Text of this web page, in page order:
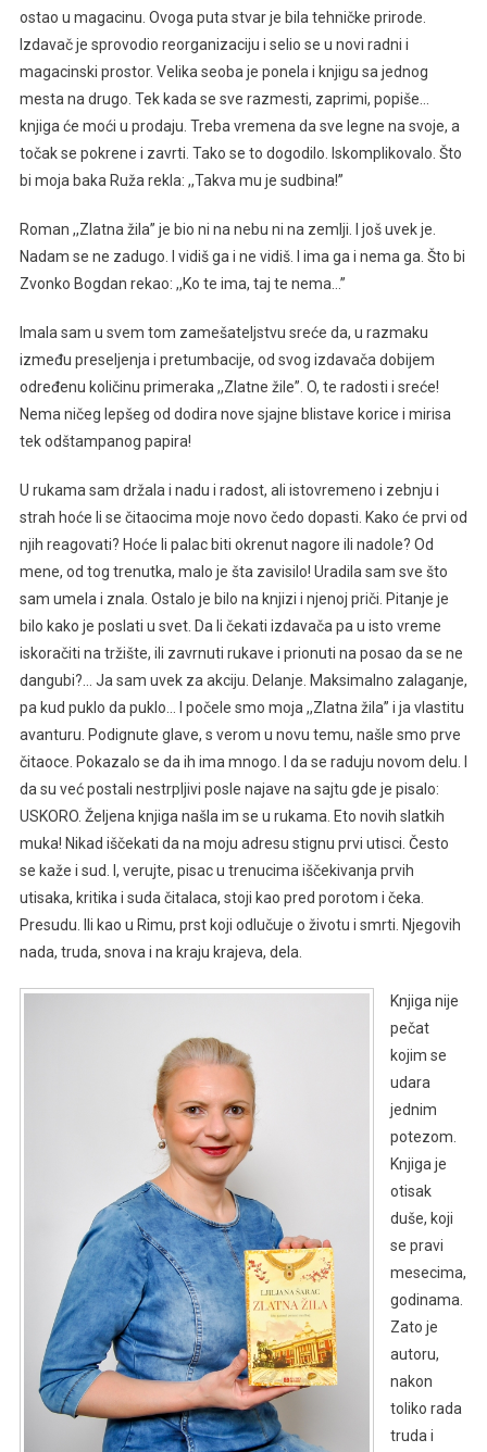
ostao u magacinu. Ovoga puta stvar je bila tehničke prirode.
Izdavač je sprovodio reorganizaciju i selio se u novi radni i
magacinski prostor. Velika seoba je ponela i knjigu sa jednog
mesta na drugo. Tek kada se sve razmesti, zaprimi, popiše…
knjiga će moći u prodaju. Treba vremena da sve legne na svoje, a
točak se pokrene i zavrti. Tako se to dogodilo. Iskomplikovalo. Što
bi moja baka Ruža rekla: ,,Takva mu je sudbina!”
Roman ,,Zlatna žila” je bio ni na nebu ni na zemlji. I još uvek je.
Nadam se ne zadugo. I vidiš ga i ne vidiš. I ima ga i nema ga. Što bi
Zvonko Bogdan rekao: ,,Ko te ima, taj te nema…”
Imala sam u svem tom zamešateljstvu sreće da, u razmaku
između preseljenja i pretumbacije, od svog izdavača dobijem
određenu količinu primeraka ,,Zlatne žile”. O, te radosti i sreće!
Nema ničeg lepšeg od dodira nove sjajne blistave korice i mirisa
tek odštampanog papira!
U rukama sam držala i nadu i radost, ali istovremeno i zebnju i
strah hoće li se čitaocima moje novo čedo dopasti. Kako će prvi od
njih reagovati? Hoće li palac biti okrenut nagore ili nadole? Od
mene, od tog trenutka, malo je šta zavisilo! Uradila sam sve što
sam umela i znala. Ostalo je bilo na knjizi i njenoj priči. Pitanje je
bilo kako je poslati u svet. Da li čekati izdavača pa u isto vreme
iskoračiti na tržište, ili zavrnuti rukave i prionuti na posao da se ne
dangubi?… Ja sam uvek za akciju. Delanje. Maksimalno zalaganje,
pa kud puklo da puklo… I počele smo moja ,,Zlatna žila” i ja vlastitu
avanturu. Podignute glave, s verom u novu temu, našle smo prve
čitaoce. Pokazalo se da ih ima mnogo. I da se raduju novom delu. I
da su već postali nestrpljivi posle najave na sajtu gde je pisalo:
USKORO. Željena knjiga našla im se u rukama. Eto novih slatkih
muka! Nikad iščekati da na moju adresu stignu prvi utisci. Često
se kaže i sud. I, verujte, pisac u trenucima iščekivanja prvih
utisaka, kritika i suda čitalaca, stoji kao pred porotom i čeka.
Presudu. Ili kao u Rimu, prst koji odlučuje o životu i smrti. Njegovih
nada, truda, snova i na kraju krajeva, dela.
Knjiga nije
pečat
kojim se
udara
jednim
potezom.
Knjiga je
otisak
duše, koji
se pravi
mesecima,
godinama.
Zato je
autoru,
nakon
toliko rada
truda i